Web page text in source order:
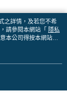
之詳情，及若您不希
請參閱本網站「 隱私
本公司得按本網站使